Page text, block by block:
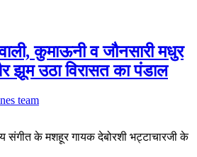
कुमाऊनी व जौनसारी मधुर
झूम उठा विरासत का पंडाल
team
संगीत के मशहूर गायक देबोरशी भट्टाचारजी के